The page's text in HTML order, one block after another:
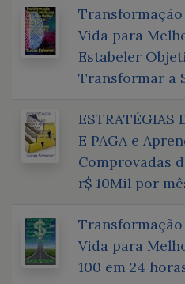
Transformação
Vida para
Estabeler
Transformar a
ESTRATÉGIAS
E PAGA e
Comprovadas
r$ 10Mil por
Transformação
Vida para
100 em 24